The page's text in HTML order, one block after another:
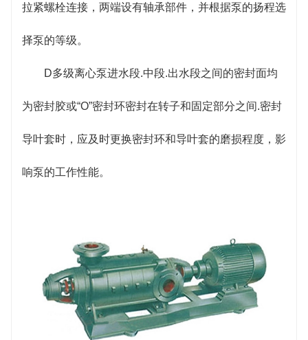
拉紧螺栓连接，两端设有轴承部件，并根据泵的扬程选
择泵的等级。
D多级离心泵进水段.中段.出水段之间的密封面均
为密封胶或“O”密封环密封在转子和固定部分之间.密封
导叶套时，应及时更换密封环和导叶套的磨损程度，影
响泵的工作性能。